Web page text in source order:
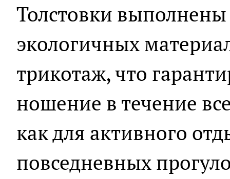
Толстовки
экологичных
трикотаж, что
ношение в течение
как для активного
повседневных